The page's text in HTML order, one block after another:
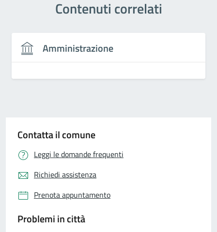
Contenuti correlati
Amministrazione
Contatta il comune
Leggi le domande frequenti
Richiedi assistenza
Prenota appuntamento
Problemi in città